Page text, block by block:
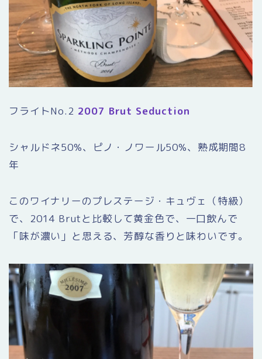
フライトNo.2 2007 Brut Seduction
シャルドネ50%、ピノ・ノワール50%、熟成期間8
年
このワイナリーのプレステージ・キュヴェ（特級）
で、2014 Brutと比較して黄金色で、一口飲んで
「味が濃い」と思える、芳醇な香りと味わいです。